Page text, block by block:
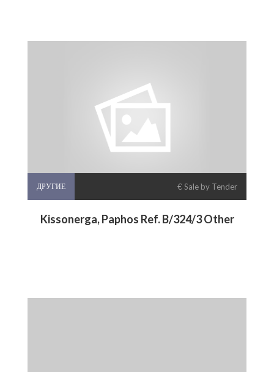
ДРУГИЕ € Sale by Tender
Kissonerga, Paphos Ref. B/324/3 Other